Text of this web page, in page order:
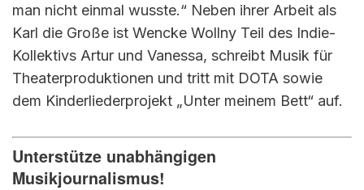
man nicht einmal wusste.“ Neben ihrer Arbeit als
Karl die Große ist Wencke Wollny Teil des Indie-
Kollektivs Artur und Vanessa, schreibt Musik für
Theaterproduktionen und tritt mit DOTA sowie
dem Kinderliederprojekt „Unter meinem Bett“ auf.
Unterstütze unabhängigen
Musikjournalismus!